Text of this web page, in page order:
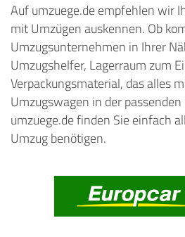
Auf umzuege.de empfehlen wir
mit Umzügen auskennen. Ob
Umzugsunternehmen in Ihrer
Umzugshelfer, Lagerraum zum
Verpackungsmaterial, das alles
Umzugswagen in der
umzuege.de finden Sie einfach
Umzug benötigen.